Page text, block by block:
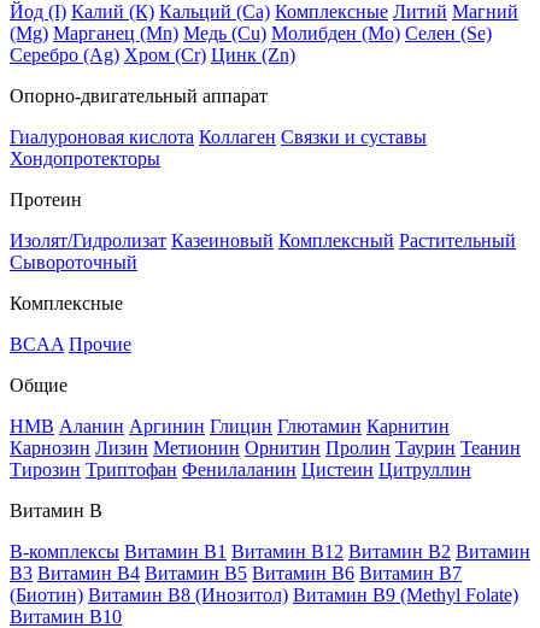
Йод (I) Калий (К) Кальций (Са) Комплексные Литий Магний
(Mg) Марганец (Mn) Медь (Сu) Молибден (Мо) Селен (Se)
Серебро (Ag) Хром (Cr) Цинк (Zn)
Опорно-двигательный аппарат
Гиалуроновая кислота Коллаген Связки и суставы
Хондопротекторы
Протеин
Изолят/Гидролизат Казеиновый Комплексный Растительный
Сывороточный
Комплексные
BCAA Прочие
Общие
HMB Аланин Аргинин Глицин Глютамин Карнитин
Карнозин Лизин Метионин Орнитин Пролин Таурин Теанин
Тирозин Триптофан Фенилаланин Цистеин Цитруллин
Витамин В
B-комплексы Витамин B1 Витамин B12 Витамин B2 Витамин
B3 Витамин B4 Витамин B5 Витамин B6 Витамин B7
(Биотин) Витамин B8 (Инозитол) Витамин B9 (Methyl Folate)
Витамин В10